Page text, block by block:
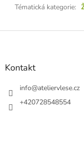
Tématická kategorie:
Z
Kontakt
info@ateliervlese.cz
+420728548554